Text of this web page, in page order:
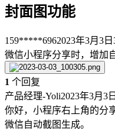
封面图功能
159*****6962023年3月3日
微信小程序分享时，增加
1 个回复
产品经理-Yoli2023年3月3日
你好，小程序右上角的分
微信自动截图生成。